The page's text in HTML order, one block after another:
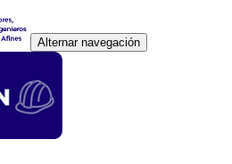
Alternar navegación